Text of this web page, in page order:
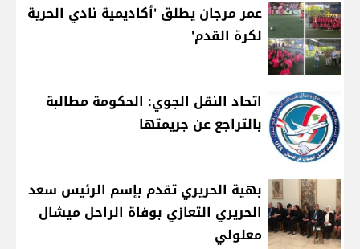
عمر مرجان يطلق 'أكاديمية نادي الحرية
لكرة القدم'
اتحاد النقل الجوي: الحكومة مطالبة
بالتراجع عن جريمتها
بهية الحريري تقدم بإسم الرئيس سعد
الحريري التعازي بوفاة الراحل ميشال
معلولي